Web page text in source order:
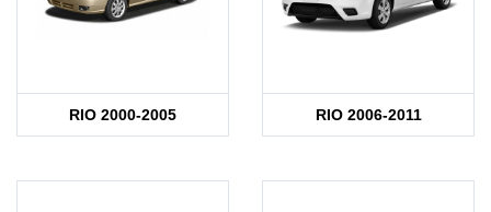
RIO 2000-2005 RIO 2006-2011